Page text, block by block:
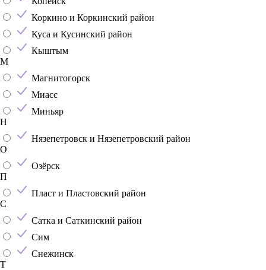
Коркино и Коркинский район
Куса и Кусинский район
Кыштым
М
Магнитогорск
Миасс
Миньяр
Н
Нязепетровск и Нязепетровский район
О
Озёрск
П
Пласт и Пластовский район
С
Сатка и Саткинский район
Сим
Снежинск
Т